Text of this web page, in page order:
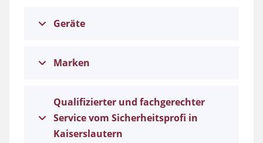
Geräte
Marken
Qualifizierter und fachgerechter
Service vom Sicherheitsprofi in
Kaiserslautern